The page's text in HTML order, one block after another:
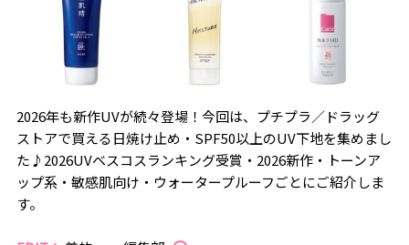
2026年も新作UVが続々登場！今回は、プチプラ／ドラッグ
ストアで買える日焼け止め・SPF50以上のUV下地を集めまし
た♪2026UVベスコスランキング受賞・2026新作・トーンア
ップ系・敏感肌向け・ウォータープルーフごとにご紹介しま
す。